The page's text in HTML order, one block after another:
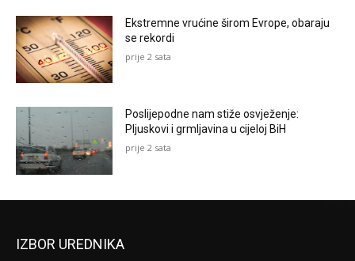
Ekstremne vrućine širom Evrope, obaraju
se rekordi
prije 2 sata
Poslijepodne nam stiže osvježenje:
Pljuskovi i grmljavina u cijeloj BiH
prije 2 sata
IZBOR UREDNIKA